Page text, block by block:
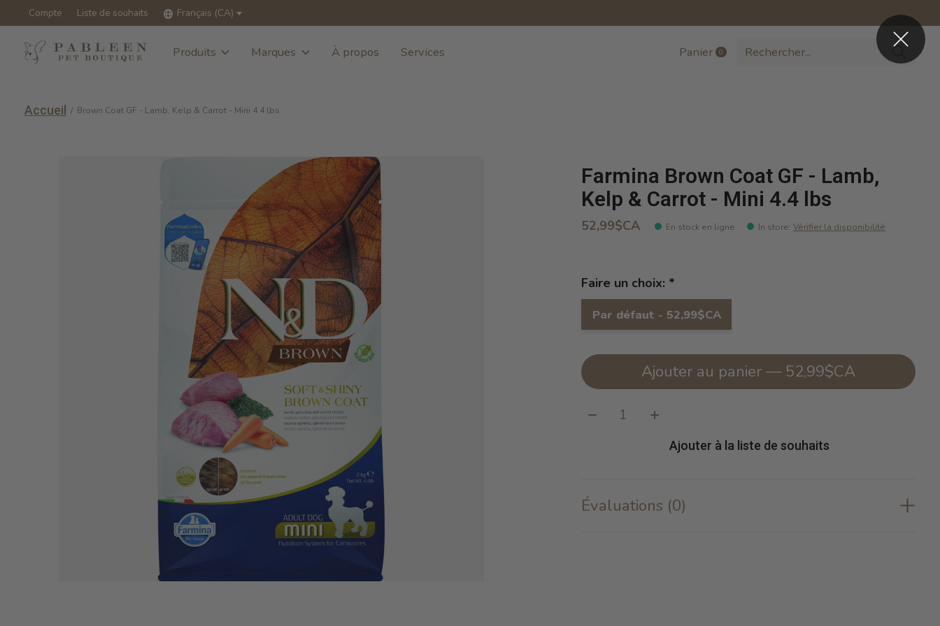
Compte Liste de souhaits Français (CA)
Produits Marques À propos Services Panier 0items
Accueil / Brown Coat GF - Lamb, Kelp & Carrot - Mini 4.4 lbs
Farmina Brown Coat GF - Lamb,
Kelp & Carrot - Mini 4.4 lbs
52,99$CA En stock en ligne In store: Vérifier la disponibilité
Faire un choix: *
Par défaut - 52,99$CA
Ajouter au panier — 52,99$CA
Quantité:
Ajouter à la liste de souhaits
Évaluations (0)